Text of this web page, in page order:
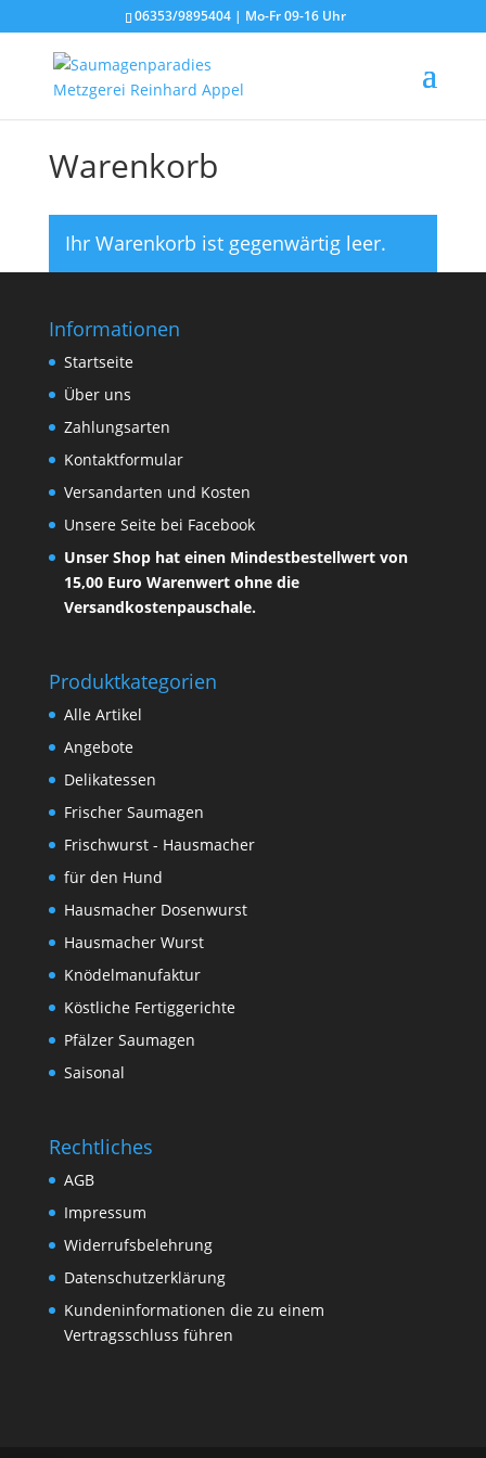
06353/9895404 | Mo-Fr 09-16 Uhr
Warenkorb
Ihr Warenkorb ist gegenwärtig leer.
Informationen
Startseite
Über uns
Zahlungsarten
Kontaktformular
Versandarten und Kosten
Unsere Seite bei Facebook
Unser Shop hat einen Mindestbestellwert von
15,00 Euro Warenwert ohne die
Versandkostenpauschale.
Produktkategorien
Alle Artikel
Angebote
Delikatessen
Frischer Saumagen
Frischwurst - Hausmacher
für den Hund
Hausmacher Dosenwurst
Hausmacher Wurst
Knödelmanufaktur
Köstliche Fertiggerichte
Pfälzer Saumagen
Saisonal
Rechtliches
AGB
Impressum
Widerrufsbelehrung
Datenschutzerklärung
Kundeninformationen die zu einem
Vertragsschluss führen